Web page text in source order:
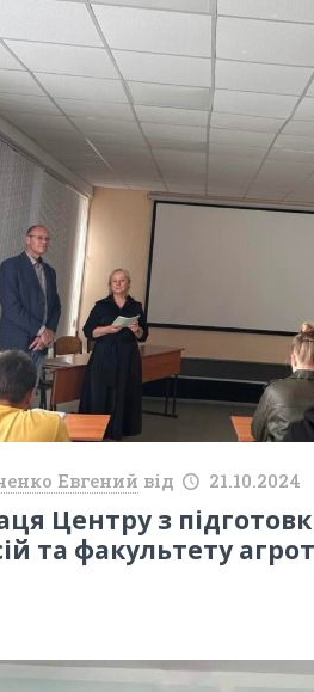
Евгений від 21.10.2024
Центру з
та факультету